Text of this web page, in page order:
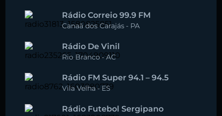
Rádio Correio 99.9 FM
Canaã dos Carajás - PA
Rádio De Vinil
Rio Branco-AC
Rádio FM Super 94.1 – 94.5
Vila Velha- ES
Rádio Futebol Sergipano